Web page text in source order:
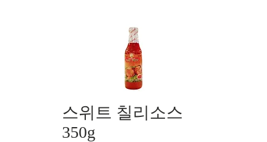
스위트 칠리소스
350g